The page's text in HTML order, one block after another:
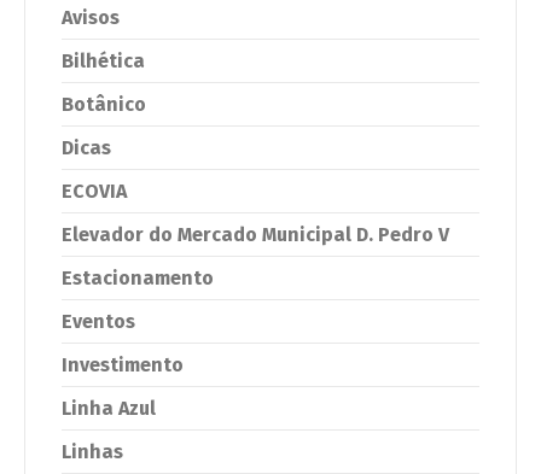
Avisos
Bilhética
Botânico
Dicas
ECOVIA
Elevador do Mercado Municipal D. Pedro V
Estacionamento
Eventos
Investimento
Linha Azul
Linhas